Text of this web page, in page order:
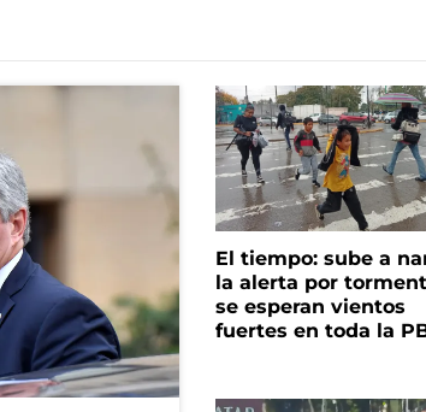
El tiempo: sube a
la alerta por
se esperan vientos
fuertes en toda la